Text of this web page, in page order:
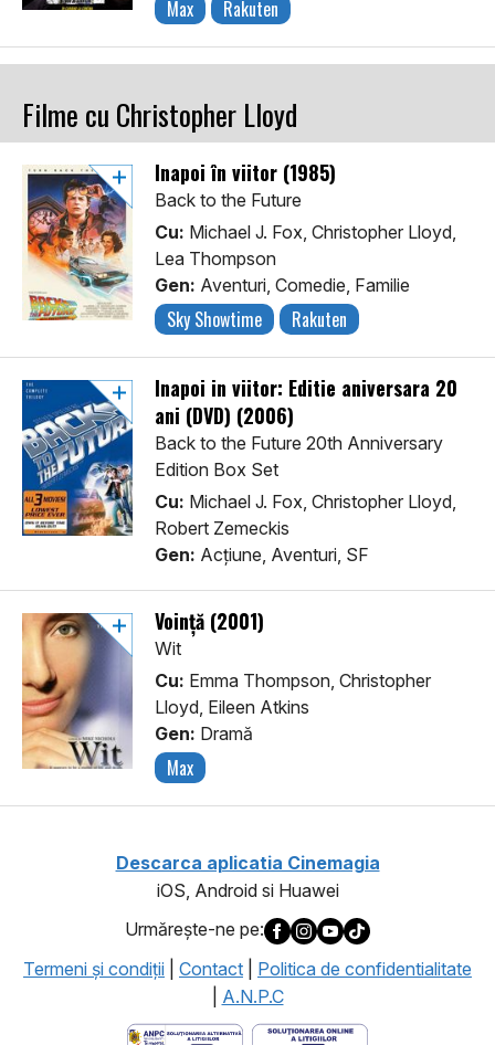
Max Rakuten
Filme cu Christopher Lloyd
Înapoi în viitor (1985)
Back to the Future
Cu: Michael J. Fox, Christopher Lloyd,
Lea Thompson
Gen: Aventuri, Comedie, Familie
Sky Showtime Rakuten
Inapoi in viitor: Editie aniversara 20
ani (DVD) (2006)
Back to the Future 20th Anniversary
Edition Box Set
Cu: Michael J. Fox, Christopher Lloyd,
Robert Zemeckis
Gen: Acţiune, Aventuri, SF
Voință (2001)
Wit
Cu: Emma Thompson, Christopher
Lloyd, Eileen Atkins
Gen: Dramă
Max
Descarca aplicatia Cinemagia
iOS, Android si Huawei
Urmăreşte-ne pe:
Termeni şi condiţii
Contact
Politica de confidentialitate
A.N.P.C